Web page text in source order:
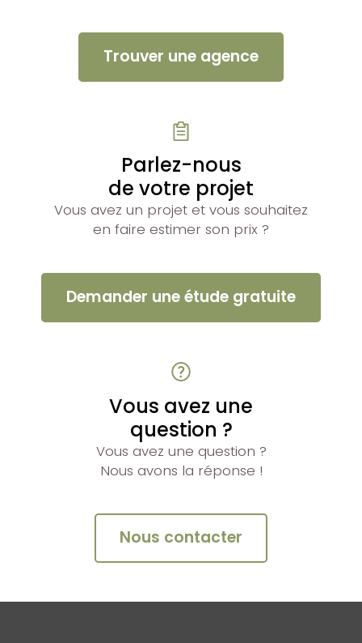
Trouver une agence
Parlez-nous
de votre projet
Vous avez un projet et vous souhaitez
en faire estimer son prix ?
Demander une étude gratuite
Vous avez une
question ?
Vous avez une question ?
Nous avons la réponse !
Nous contacter